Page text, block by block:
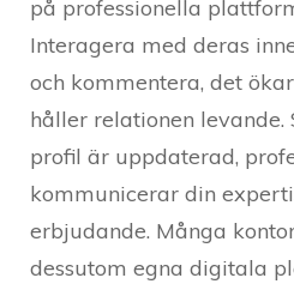
på professionella
Interagera med deras
och kommentera, det
håller relationen levande.
profil är uppdaterad,
kommunicerar din
erbjudande. Många
dessutom egna digitala